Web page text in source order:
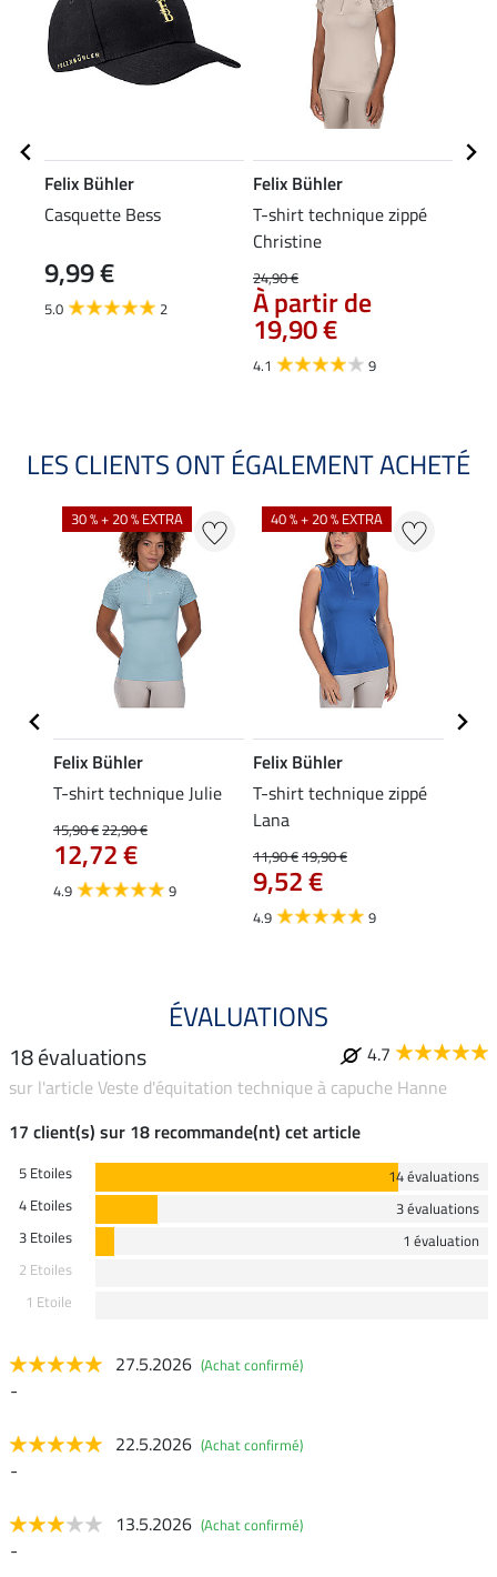
Felix Bühler
Casquette Bess
9,99 €
5.0 2
Felix Bühler
T-shirt technique zippé
Christine
24,90 €
À partir de
19,90 €
4.1 9
LES CLIENTS ONT ÉGALEMENT ACHETÉ
30 % + 20 % EXTRA
Felix Bühler
T-shirt technique Julie
15,90 €22,90 €
12,72 €
4.9 9
40 % + 20 % EXTRA
Felix Bühler
T-shirt technique zippé
Lana
11,90 €19,90 €
9,52 €
4.9 9
ÉVALUATIONS
18 évaluations
4.7
sur l'article Veste d'équitation technique à capuche Hanne
17 client(s) sur 18 recommande(nt) cet article
5 Etoiles
14 évaluations
4 Etoiles
3 évaluations
3 Etoiles
1 évaluation
2 Etoiles
1 Etoile
27.5.2026 (Achat confirmé)
-
22.5.2026 (Achat confirmé)
-
13.5.2026 (Achat confirmé)
-